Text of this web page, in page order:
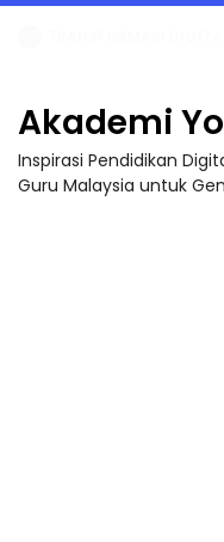
Akademi
Inspirasi Pendidikan
Guru Malaysia untuk